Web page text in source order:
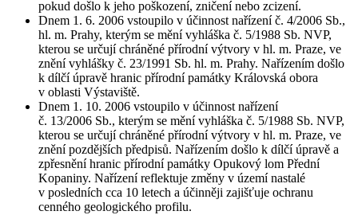
pokud došlo k jeho poškození, zničení nebo zcizení.
Dnem 1. 6. 2006 vstoupilo v účinnost nařízení č. 4/2006 Sb.,
hl. m. Prahy, kterým se mění vyhláška č. 5/1988 Sb. NVP,
kterou se určují chráněné přírodní výtvory v hl. m. Praze, ve
znění vyhlášky č. 23/1991 Sb. hl. m. Prahy. Nařízením došlo
k dílčí úpravě hranic přírodní památky Královská obora
v oblasti Výstaviště.
Dnem 1. 10. 2006 vstoupilo v účinnost nařízení
č. 13/2006 Sb., kterým se mění vyhláška č. 5/1988 Sb. NVP,
kterou se určují chráněné přírodní výtvory v hl. m. Praze, ve
znění pozdějších předpisů. Nařízením došlo k dílčí úpravě a
zpřesnění hranic přírodní památky Opukový lom Přední
Kopaniny. Nařízení reflektuje změny v území nastalé
v posledních cca 10 letech a účinněji zajišťuje ochranu
cenného geologického profilu.